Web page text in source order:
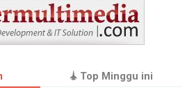
Top Minggu ini